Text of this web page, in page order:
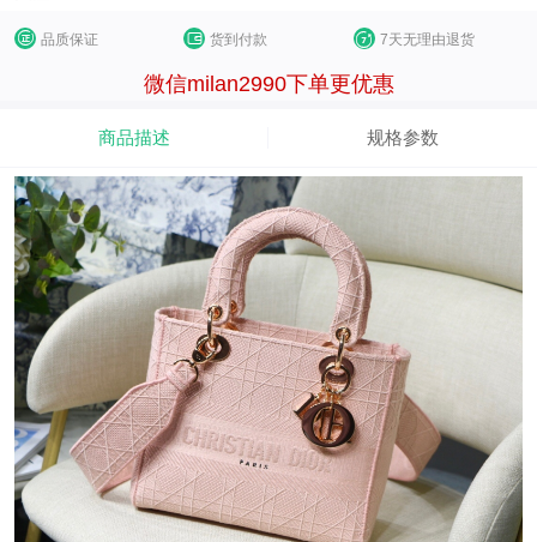
品质保证 货到付款 7天无理由退货
微信milan2990下单更优惠
商品描述 规格参数